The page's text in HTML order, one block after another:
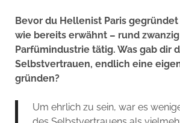
Bevor du Hellenist Paris
wie bereits erwähnt – rund
Parfümindustrie tätig. Was gab dir
Selbstvertrauen, endlich eine
gründen?
Um ehrlich zu sein, war es